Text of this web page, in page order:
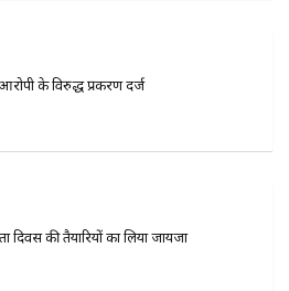
के विरुद्ध प्रकरण दर्ज
की तैयारियों का लिया जायजा